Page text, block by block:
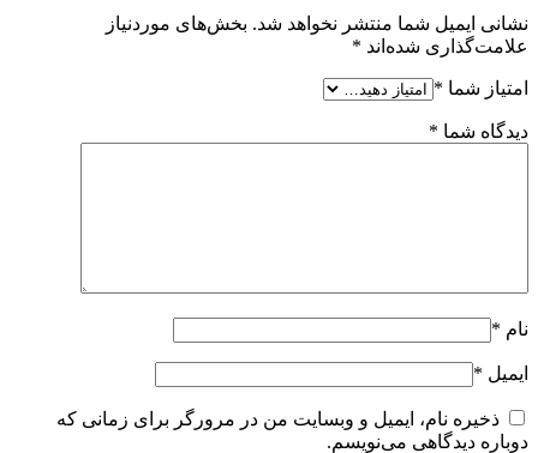
نشانی ایمیل شما منتشر نخواهد شد. بخش‌های موردنیاز
علامت‌گذاری شده‌اند *
امتیاز شما *
دیدگاه شما *
نام *
ایمیل *
ذخیره نام، ایمیل و وبسایت من در مرورگر برای زمانی که
دوباره دیدگاهی می‌نویسم.